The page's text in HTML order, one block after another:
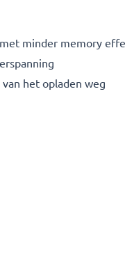
minder memory
het opladen weg